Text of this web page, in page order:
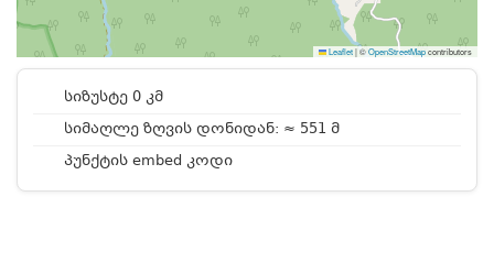
Leaflet|©OpenStreetMapcontributors
სიზუსტე 0 კმ
სიმაღლე ზღვის დონიდან: ≈ 551 მ
პუნქტის embed კოდი